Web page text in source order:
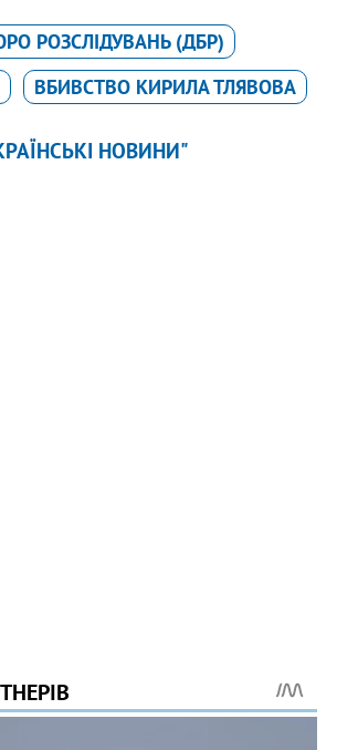
РОЗСЛІДУВАНЬ (ДБР)
ВБИВСТВО КИРИЛА ТЛЯВОВА
НОВИНИ"